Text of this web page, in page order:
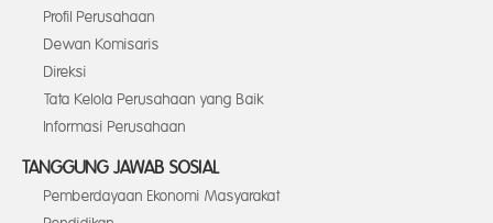
Profil Perusahaan
Dewan Komisaris
Direksi
Tata Kelola Perusahaan yang Baik
Informasi Perusahaan
TANGGUNG JAWAB SOSIAL
Pemberdayaan Ekonomi Masyarakat